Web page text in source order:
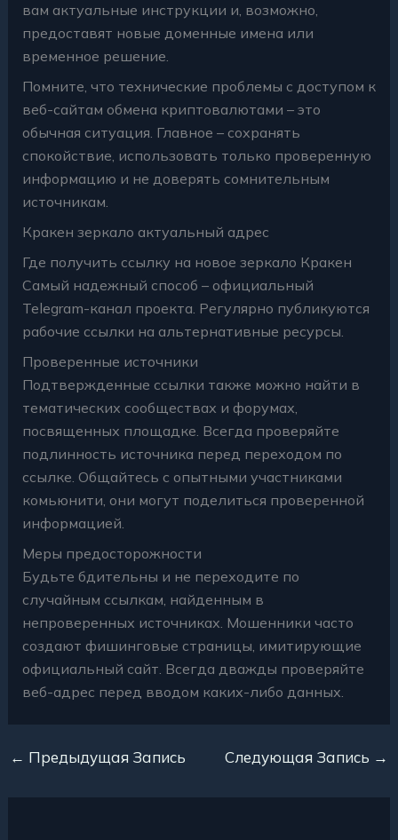
вам актуальные инструкции и, возможно,
предоставят новые доменные имена или
временное решение.
Помните, что технические проблемы с доступом к
веб-сайтам обмена криптовалютами – это
обычная ситуация. Главное – сохранять
спокойствие, использовать только проверенную
информацию и не доверять сомнительным
источникам.
Кракен зеркало актуальный адрес
Где получить ссылку на новое зеркало Кракен
Самый надежный способ – официальный
Telegram-канал проекта. Регулярно публикуются
рабочие ссылки на альтернативные ресурсы.
Проверенные источники
Подтвержденные ссылки также можно найти в
тематических сообществах и форумах,
посвященных площадке. Всегда проверяйте
подлинность источника перед переходом по
ссылке. Общайтесь с опытными участниками
комьюнити, они могут поделиться проверенной
информацией.
Меры предосторожности
Будьте бдительны и не переходите по
случайным ссылкам, найденным в
непроверенных источниках. Мошенники часто
создают фишинговые страницы, имитирующие
официальный сайт. Всегда дважды проверяйте
веб-адрес перед вводом каких-либо данных.
← Предыдущая Запись Следующая Запись →